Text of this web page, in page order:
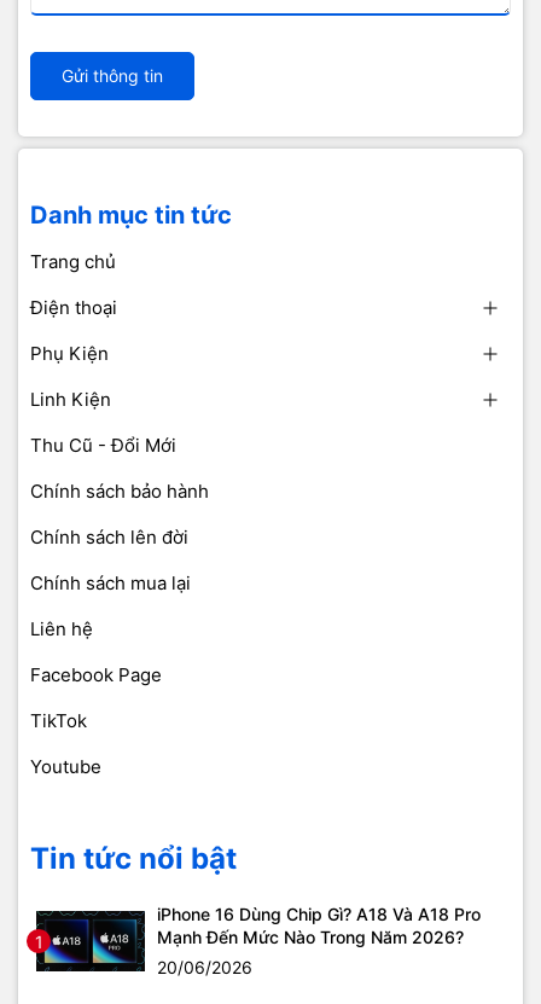
Gửi thông tin
Danh mục tin tức
Trang chủ
Điện thoại
Phụ Kiện
Linh Kiện
Thu Cũ - Đổi Mới
Chính sách bảo hành
Chính sách lên đời
Chính sách mua lại
Liên hệ
Facebook Page
TikTok
Youtube
Tin tức nổi bật
1
iPhone 16 Dùng Chip Gì? A18 Và A18 Pro
Mạnh Đến Mức Nào Trong Năm 2026?
20/06/2026